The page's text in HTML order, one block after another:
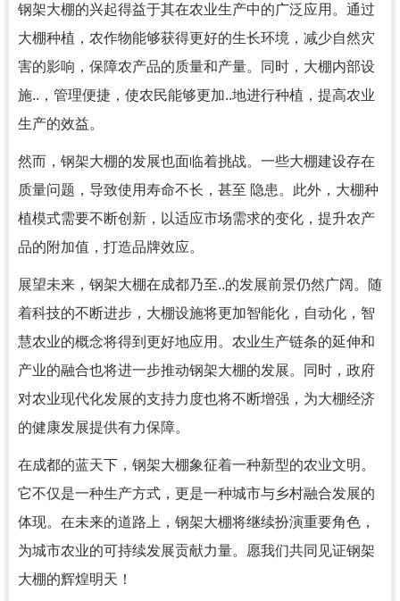
钢架大棚的兴起得益于其在农业生产中的广泛应用。通过
大棚种植，农作物能够获得更好的生长环境，减少自然灾
害的影响，保障农产品的质量和产量。同时，大棚内部设
施..，管理便捷，使农民能够更加..地进行种植，提高农业
生产的效益。
然而，钢架大棚的发展也面临着挑战。一些大棚建设存在
质量问题，导致使用寿命不长，甚至 隐患。此外，大棚种
植模式需要不断创新，以适应市场需求的变化，提升农产
品的附加值，打造品牌效应。
展望未来，钢架大棚在成都乃至..的发展前景仍然广阔。随
着科技的不断进步，大棚设施将更加智能化，自动化，智
慧农业的概念将得到更好地应用。农业生产链条的延伸和
产业的融合也将进一步推动钢架大棚的发展。同时，政府
对农业现代化发展的支持力度也将不断增强，为大棚经济
的健康发展提供有力保障。
在成都的蓝天下，钢架大棚象征着一种新型的农业文明。
它不仅是一种生产方式，更是一种城市与乡村融合发展的
体现。在未来的道路上，钢架大棚将继续扮演重要角色，
为城市农业的可持续发展贡献力量。愿我们共同见证钢架
大棚的辉煌明天！